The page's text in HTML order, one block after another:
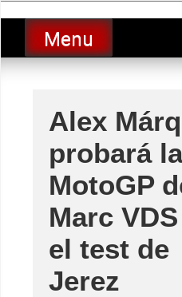
to
contentLucio
Menu
Alex
probará la
MotoGP
Marc
el test de
Jerez